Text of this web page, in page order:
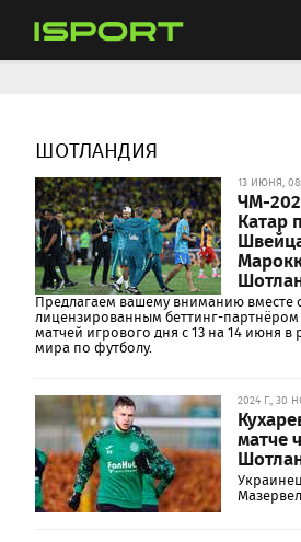
ШОТЛАНДИЯ
13 ИЮНЯ,
ЧМ-
Катар
Предлагаем вашему вниманию вместе
лицензированным беттинг-
матчей игрового дня с 13 на 14 июня
мира по футболу.
2024 Г., 30
матче